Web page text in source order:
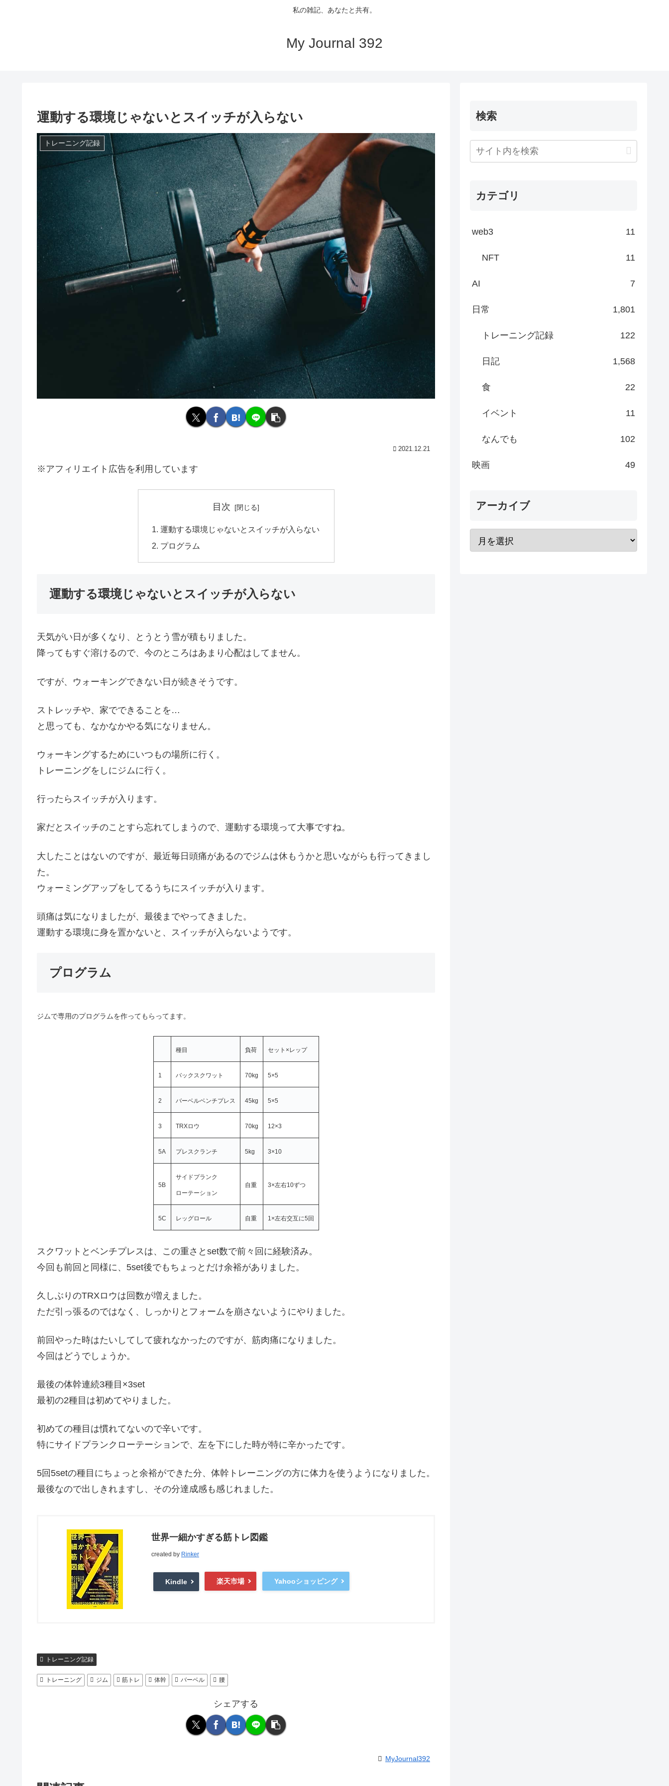
私の雑記、あなたと共有。
My Journal 392
運動する環境じゃないとスイッチが入らない
トレーニング記録
2021.12.21
※アフィリエイト広告を利用しています
目次
運動する環境じゃないとスイッチが入らない
プログラム
運動する環境じゃないとスイッチが入らない
天気がい日が多くなり、とうとう雪が積もりました。
降ってもすぐ溶けるので、今のところはあまり心配はしてません。
ですが、ウォーキングできない日が続きそうです。
ストレッチや、家でできることを…
と思っても、なかなかやる気になりません。
ウォーキングするためにいつもの場所に行く。
トレーニングをしにジムに行く。
行ったらスイッチが入ります。
家だとスイッチのことすら忘れてしまうので、運動する環境って大事ですね。
大したことはないのですが、最近毎日頭痛があるのでジムは休もうかと思いながらも行ってきまし
た。
ウォーミングアップをしてるうちにスイッチが入ります。
頭痛は気になりましたが、最後までやってきました。
運動する環境に身を置かないと、スイッチが入らないようです。
プログラム
ジムで専用のプログラムを作ってもらってます。
種目 負荷 セット×レップ
1 バックスクワット 70kg 5×5
2 バーベルベンチプレス 45kg 5×5
3 TRXロウ 70kg 12×3
5A プレスクランチ 5kg 3×10
5B
サイドプランク
ローテーション
自重 3×左右10ずつ
5C レッグロール 自重 1×左右交互に5回
スクワットとベンチプレスは、この重さとset数で前々回に経験済み。
今回も前回と同様に、5set後でもちょっとだけ余裕がありました。
久しぶりのTRXロウは回数が増えました。
ただ引っ張るのではなく、しっかりとフォームを崩さないようにやりました。
前回やった時はたいしてして疲れなかったのですが、筋肉痛になりました。
今回はどうでしょうか。
最後の体幹連続3種目×3set
最初の2種目は初めてやりました。
初めての種目は慣れてないので辛いです。
特にサイドプランクローテーションで、左を下にした時が特に辛かったです。
5回5setの種目にちょっと余裕ができた分、体幹トレーニングの方に体力を使うようになりました。
最後なので出しきれますし、その分達成感も感じれました。
世界一細かすぎる筋トレ図鑑
created by Rinker
Kindle 楽天市場 Yahooショッピング
トレーニング記録
トレーニング ジム 筋トレ 体幹 バーベル 腰
シェアする
MyJournal392
検索
カテゴリ
web3 11
NFT 11
AI 7
日常 1,801
トレーニング記録 122
日記 1,568
食 22
イベント 11
なんでも 102
映画 49
アーカイブ